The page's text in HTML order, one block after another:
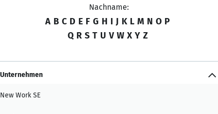
Nachname:
A B C D E F G H I J K L M N O P
Q R S T U V W X Y Z
Unternehmen
New Work SE